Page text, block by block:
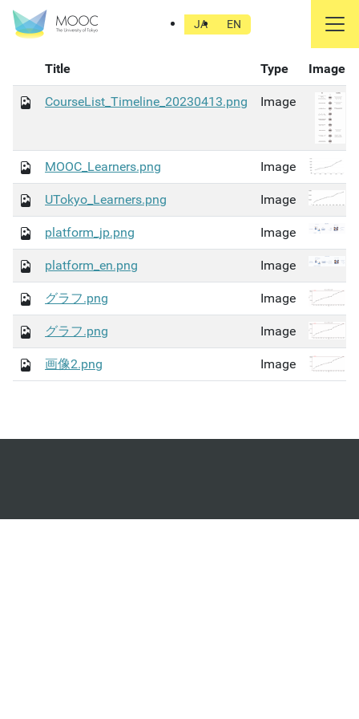
JA EN
UTokyo MOOCについて
Title Type Image
CourseList_Timeline_20230413.png Image
MOOC_Learners.png Image
UTokyo_Learners.png Image
platform_jp.png Image
platform_en.png Image
グラフ.png Image
グラフ.png Image
画像2.png Image